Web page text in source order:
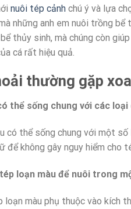
nuôi tép cảnh chú ý và lựa
những anh em nuôi trồng bể
thủy sinh, mà chúng còn
cá rất hiệu quả.
thường gặp
thể sống chung với các
có thể sống chung với một số
để không gây nguy hiểm cho
loạn màu để nuôi trong
loạn màu phụ thuộc vào kích